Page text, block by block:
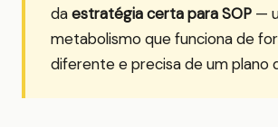
daestratégia certa para SOP —
metabolismo que funciona de
diferente e precisa de um plano